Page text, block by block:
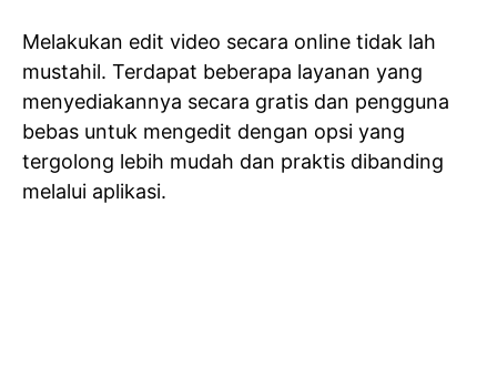
Melakukan edit video secara online tidak lah
mustahil. Terdapat beberapa layanan yang
menyediakannya secara gratis dan pengguna
bebas untuk mengedit dengan opsi yang
tergolong lebih mudah dan praktis dibanding
melalui aplikasi.